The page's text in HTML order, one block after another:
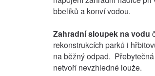
bbelíků a konví vodou.
Zahradní sloupek na vodu
rekonstrukcích parků i
na běžný odpad.
netvoří nevzhledné louže.